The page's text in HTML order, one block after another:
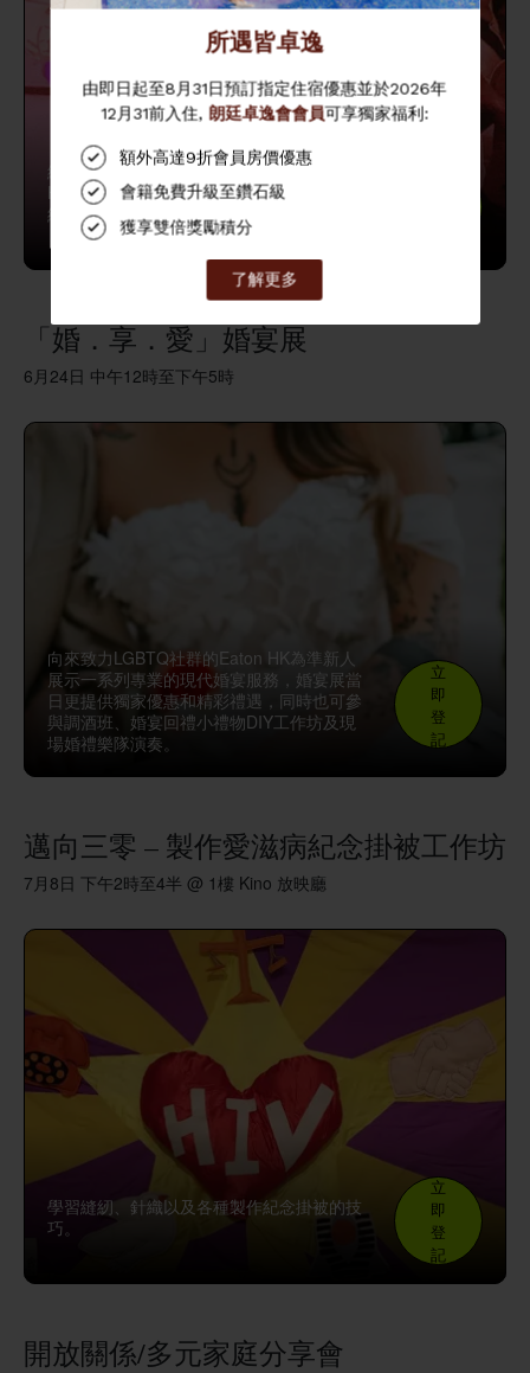
網上雜誌《TA》團隊將帶領公眾參觀Eaton
HK酒店大堂舉辦的展覽，其後於音樂室舉辦
紀錄片放映會及派對，歡迎大家參與！
「婚．享．愛」婚宴展
6月24日 中午12時至下午5時
向來致力LGBTQ社群的Eaton HK為準新人
展示一系列專業的現代婚宴服務，婚宴展當
日更提供獨家優惠和精彩禮遇，同時也可參
與調酒班、婚宴回禮小禮物DIY工作坊及現
場婚禮樂隊演奏。
立
即
登
記
邁向三零 – 製作愛滋病紀念掛被工作坊
7月8日 下午2時至4半 @ 1樓 Kino 放映廳
學習縫紉、針織以及各種製作紀念掛被的技
巧。
立
即
登
記
開放關係/多元家庭分享會